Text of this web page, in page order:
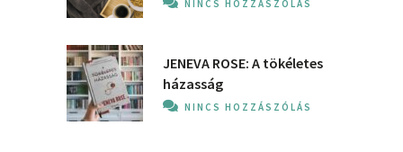
NINCS HOZZÁSZÓLÁS
JENEVA ROSE: A ​tökéletes
házasság
NINCS HOZZÁSZÓLÁS